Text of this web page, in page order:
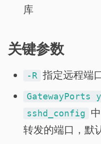
库
关键参数
-R 指定远程端
GatewayPorts
sshd_config
转发的端口，默